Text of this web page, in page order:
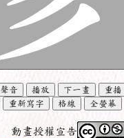
聲音 播放 下一畫 重播
重新寫字 格線 全螢幕
動畫授權宣告